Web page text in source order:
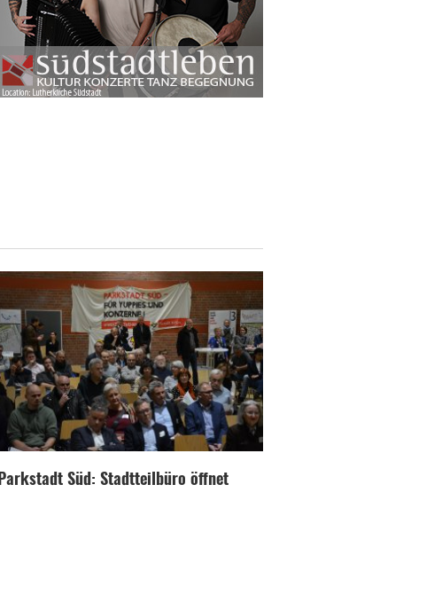
Parkstadt Süd: Stadtteilbüro öffnet